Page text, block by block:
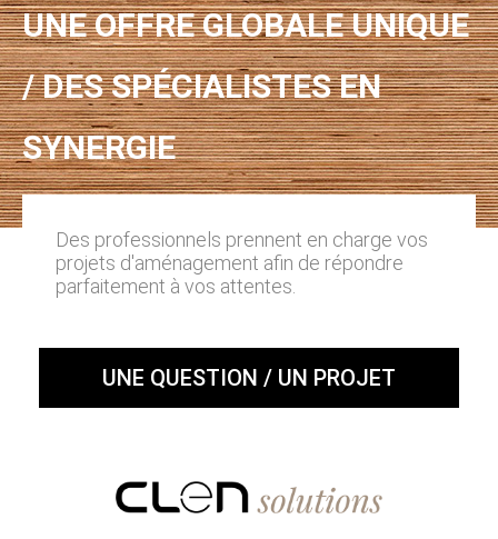
UNE OFFRE GLOBALE UNIQUE
/ DES SPÉCIALISTES EN
SYNERGIE
Des professionnels prennent en charge vos
projets d'aménagement afin de répondre
parfaitement à vos attentes.
UNE QUESTION / UN PROJET